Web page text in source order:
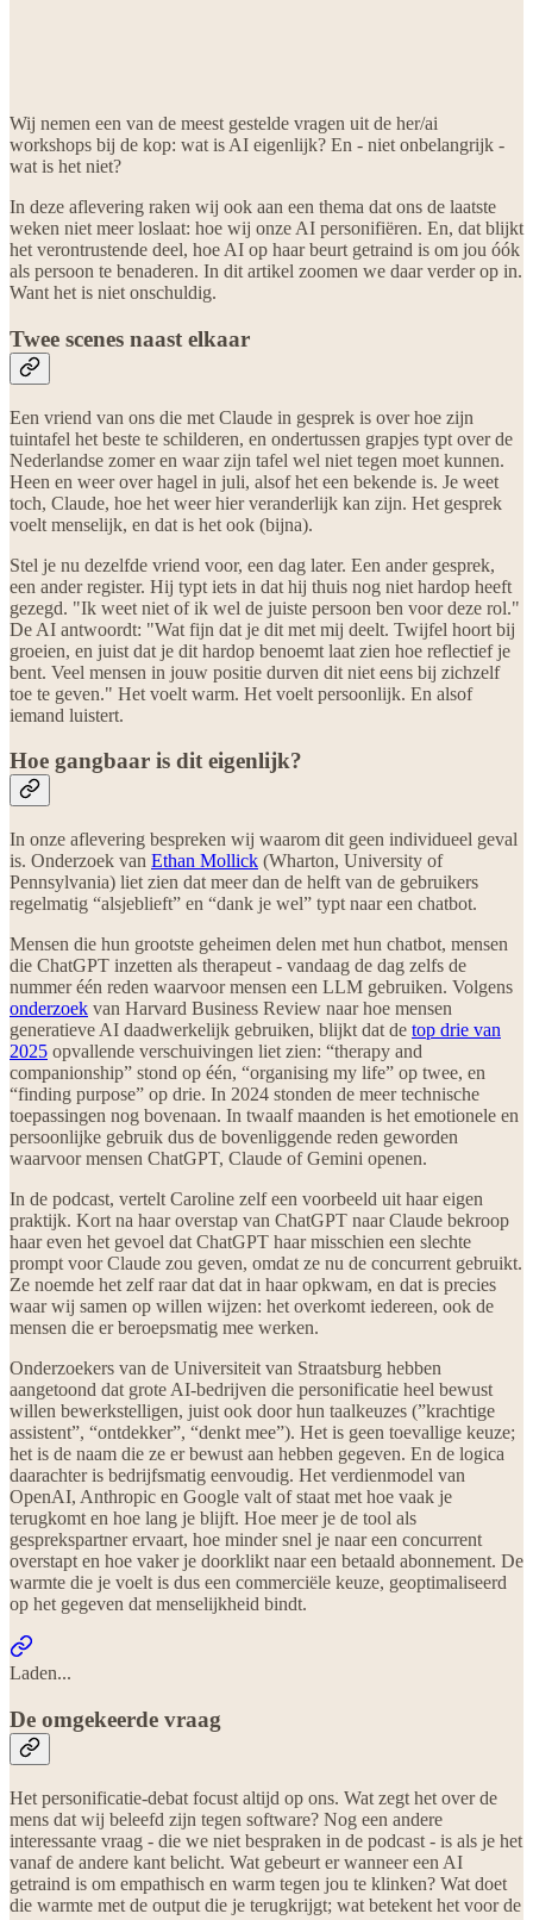
Wij nemen een van de meest gestelde vragen uit de her/ai
workshops bij de kop: wat is AI eigenlijk? En - niet onbelangrijk -
wat is het niet?
In deze aflevering raken wij ook aan een thema dat ons de laatste
weken niet meer loslaat: hoe wij onze AI personifiëren. En, dat blijkt
het verontrustende deel, hoe AI op haar beurt getraind is om jou óók
als persoon te benaderen. In dit artikel zoomen we daar verder op in.
Want het is niet onschuldig.
Twee scenes naast elkaar
Een vriend van ons die met Claude in gesprek is over hoe zijn
tuintafel het beste te schilderen, en ondertussen grapjes typt over de
Nederlandse zomer en waar zijn tafel wel niet tegen moet kunnen.
Heen en weer over hagel in juli, alsof het een bekende is. Je weet
toch, Claude, hoe het weer hier veranderlijk kan zijn. Het gesprek
voelt menselijk, en dat is het ook (bijna).
Stel je nu dezelfde vriend voor, een dag later. Een ander gesprek,
een ander register. Hij typt iets in dat hij thuis nog niet hardop heeft
gezegd. "Ik weet niet of ik wel de juiste persoon ben voor deze rol."
De AI antwoordt: "Wat fijn dat je dit met mij deelt. Twijfel hoort bij
groeien, en juist dat je dit hardop benoemt laat zien hoe reflectief je
bent. Veel mensen in jouw positie durven dit niet eens bij zichzelf
toe te geven." Het voelt warm. Het voelt persoonlijk. En alsof
iemand luistert.
Hoe gangbaar is dit eigenlijk?
In onze aflevering bespreken wij waarom dit geen individueel geval
is. Onderzoek van Ethan Mollick (Wharton, University of
Pennsylvania) liet zien dat meer dan de helft van de gebruikers
regelmatig “alsjeblieft” en “dank je wel” typt naar een chatbot.
Mensen die hun grootste geheimen delen met hun chatbot, mensen
die ChatGPT inzetten als therapeut - vandaag de dag zelfs de
nummer één reden waarvoor mensen een LLM gebruiken. Volgens
onderzoek van Harvard Business Review naar hoe mensen
generatieve AI daadwerkelijk gebruiken, blijkt dat de top drie van
2025 opvallende verschuivingen liet zien: “therapy and
companionship” stond op één, “organising my life” op twee, en
“finding purpose” op drie. In 2024 stonden de meer technische
toepassingen nog bovenaan. In twaalf maanden is het emotionele en
persoonlijke gebruik dus de bovenliggende reden geworden
waarvoor mensen ChatGPT, Claude of Gemini openen.
In de podcast, vertelt Caroline zelf een voorbeeld uit haar eigen
praktijk. Kort na haar overstap van ChatGPT naar Claude bekroop
haar even het gevoel dat ChatGPT haar misschien een slechte
prompt voor Claude zou geven, omdat ze nu de concurrent gebruikt.
Ze noemde het zelf raar dat dat in haar opkwam, en dat is precies
waar wij samen op willen wijzen: het overkomt iedereen, ook de
mensen die er beroepsmatig mee werken.
Onderzoekers van de Universiteit van Straatsburg hebben
aangetoond dat grote AI-bedrijven die personificatie heel bewust
willen bewerkstelligen, juist ook door hun taalkeuzes (”krachtige
assistent”, “ontdekker”, “denkt mee”). Het is geen toevallige keuze;
het is de naam die ze er bewust aan hebben gegeven. En de logica
daarachter is bedrijfsmatig eenvoudig. Het verdienmodel van
OpenAI, Anthropic en Google valt of staat met hoe vaak je
terugkomt en hoe lang je blijft. Hoe meer je de tool als
gesprekspartner ervaart, hoe minder snel je naar een concurrent
overstapt en hoe vaker je doorklikt naar een betaald abonnement. De
warmte die je voelt is dus een commerciële keuze, geoptimaliseerd
op het gegeven dat menselijkheid bindt.
Laden...
De omgekeerde vraag
Het personificatie-debat focust altijd op ons. Wat zegt het over de
mens dat wij beleefd zijn tegen software? Nog een andere
interessante vraag - die we niet bespraken in de podcast - is als je het
vanaf de andere kant belicht. Wat gebeurt er wanneer een AI
getraind is om empathisch en warm tegen jou te klinken? Wat doet
die warmte met de output die je terugkrijgt; wat betekent het voor de